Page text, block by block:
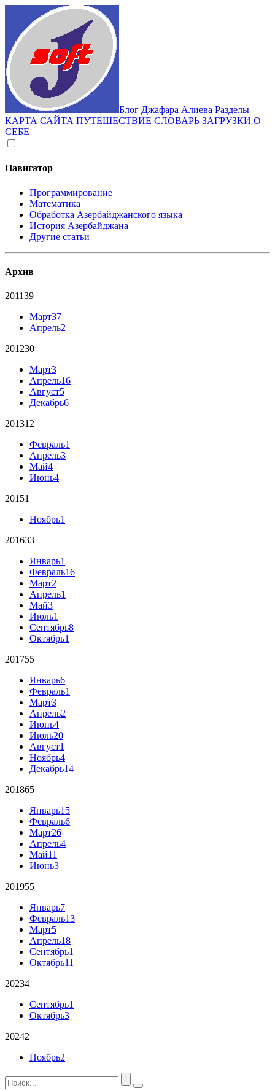
Блог Джафара Алиева Разделы
КАРТА САЙТА ПУТЕШЕСТВИЕ СЛОВАРЬ ЗАГРУЗКИ О
СЕБЕ
Навигатор
Программирование
Математика
Обработка Азербайджанского языка
История Азербайджана
Другие статьи
Архив
201139
Март37
Апрель2
201230
Март3
Апрель16
Август5
Декабрь6
201312
Февраль1
Апрель3
Май4
Июнь4
20151
Ноябрь1
201633
Январь1
Февраль16
Март2
Апрель1
Май3
Июль1
Сентябрь8
Октябрь1
201755
Январь6
Февраль1
Март3
Апрель2
Июнь4
Июль20
Август1
Ноябрь4
Декабрь14
201865
Январь15
Февраль6
Март26
Апрель4
Май11
Июнь3
201955
Январь7
Февраль13
Март5
Апрель18
Сентябрь1
Октябрь11
20234
Сентябрь1
Октябрь3
20242
Ноябрь2